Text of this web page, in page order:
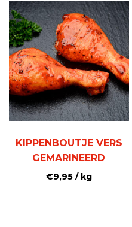
KIPPENBOUTJE VERS
GEMARINEERD
€9,95/ kg